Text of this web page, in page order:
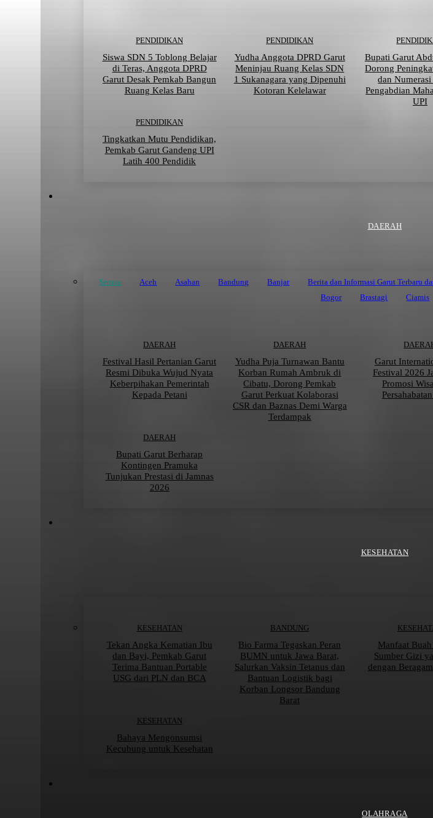
PENDIDIKAN
Siswa SDN 5 Toblong Belajar
di Teras, Anggota DPRD
Garut Desak Pemkab Bangun
Ruang Kelas Baru
PENDIDIKAN
Yudha Anggota DPRD Garut
Meninjau Ruang Kelas SDN
1 Sukanagara yang Dipenuhi
Kotoran Kelelawar
Bupati Garut
Dorong
dan
Pengabdian
UPI
PENDIDIKAN
Tingkatkan Mutu Pendidikan,
Pemkab Garut Gandeng UPI
Latih 400 Pendidik
DAERAH
Semua Aceh Asahan Bandung Banjar Berita dan Informasi Garut Terbaru
Bogor
Brastagi Ciamis
DAERAH
Festival Hasil Pertanian Garut
Resmi Dibuka Wujud Nyata
Keberpihakan Pemerintah
Kepada Petani
DAERAH
Yudha Puja Turnawan Bantu
Korban Rumah Ambruk di
Cibatu, Dorong Pemkab
Garut Perkuat Kolaborasi
CSR dan Baznas Demi Warga
Terdampak
Garut
Festival 2026
Promosi
DAERAH
Bupati Garut Berharap
Kontingen Pramuka
Tunjukan Prestasi di Jamnas
2026
KESEHATAN
KESEHATAN
Tekan Angka Kematian Ibu
dan Bayi, Pemkab Garut
Terima Bantuan Portable
USG dari PLN dan BCA
BANDUNG
Bio Farma Tegaskan Peran
BUMN untuk Jawa Barat,
Salurkan Vaksin Tetanus dan
Bantuan Logistik bagi
Korban Longsor Bandung
Barat
Manfaat Buah
Sumber Gizi
dengan
KESEHATAN
Bahaya Mengonsumsi
Kecubung untuk Kesehatan
OLAHRAGA